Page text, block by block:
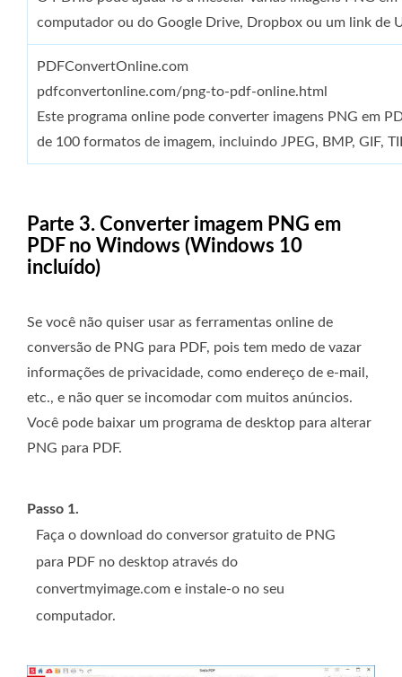
computador ou do Google Drive, Dropbox ou um link de
PDFConvertOnline.com
pdfconvertonline.com/png-to-pdf-online.html
Este programa online pode converter imagens PNG em
de 100 formatos de imagem, incluindo JPEG, BMP, GIF,
Parte 3. Converter imagem PNG em
PDF no Windows (Windows 10
incluído)
Se você não quiser usar as ferramentas online de
conversão de PNG para PDF, pois tem medo de vazar
informações de privacidade, como endereço de e-mail,
etc., e não quer se incomodar com muitos anúncios.
Você pode baixar um programa de desktop para alterar
PNG para PDF.
Passo 1.
Faça o download do conversor gratuito de PNG
para PDF no desktop através do
convertmyimage.com e instale-o no seu
computador.